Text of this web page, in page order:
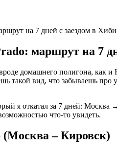
маршрут на 7
домашнего полигона, как и
такой вид, что забываешь
я откатал за 7 дней:
что-то увидеть.
(Москва – Кировск)